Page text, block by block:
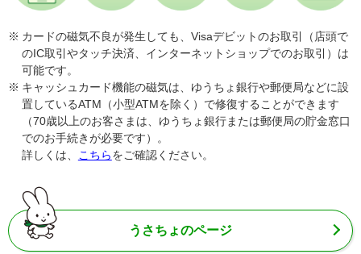
カードの磁気不良が発生しても、Visaデビットのお取引（店頭で
のIC取引やタッチ決済、インターネットショップでのお取引）は
可能です。
キャッシュカード機能の磁気は、ゆうちょ銀行や郵便局などに設
置しているATM（小型ATMを除く）で修復することができます
（70歳以上のお客さまは、ゆうちょ銀行または郵便局の貯金窓口
でのお手続きが必要です）。
詳しくは、
こちらをご確認ください。
うさちょのページ